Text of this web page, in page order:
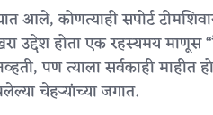
आले, कोणत्याही सपोर्ट
उद्देश होता एक रहस्यमय
पण त्याला सर्वकाही
चेहऱ्यांच्या जगात.